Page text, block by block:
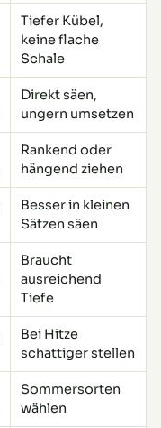
Tiefer Kübel,
keine flache
Schale
Direkt säen,
ungern umsetzen
Rankend oder
hängend ziehen
Besser in kleinen
Sätzen säen
Braucht
ausreichend
Tiefe
Bei Hitze
schattiger stellen
Sommersorten
wählen